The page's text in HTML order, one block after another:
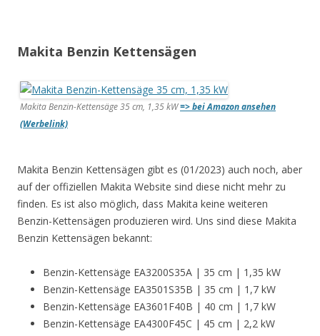
Makita Benzin Kettensägen
Makita Benzin-Kettensäge 35 cm, 1,35 kW=> bei Amazon ansehen
(Werbelink)
Makita Benzin Kettensägen gibt es (01/2023) auch noch, aber
auf der offiziellen Makita Website sind diese nicht mehr zu
finden. Es ist also möglich, dass Makita keine weiteren
Benzin-Kettensägen produzieren wird. Uns sind diese Makita
Benzin Kettensägen bekannt:
Benzin-Kettensäge EA3200S35A | 35 cm | 1,35 kW
Benzin-Kettensäge EA3501S35B | 35 cm | 1,7 kW
Benzin-Kettensäge EA3601F40B | 40 cm | 1,7 kW
Benzin-Kettensäge EA4300F45C | 45 cm | 2,2 kW